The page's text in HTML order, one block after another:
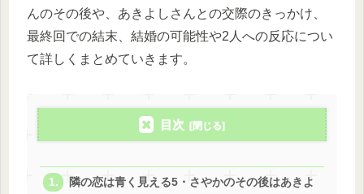
んのその後や、あきよしさんとの交際のきっかけ、
最終回での結末、結婚の可能性や2人への反応につい
て詳しくまとめていきます。
目次
隣の恋は青く見える5・さやかのその後はあきよ